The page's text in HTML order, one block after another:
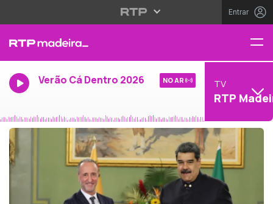
Entrar
Verão Cá Dentro 2026 NO AR TV
RTP